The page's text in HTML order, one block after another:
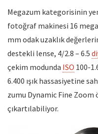
Megazum kategorisinin
fotoğraf makinesi 16
mm odak uzaklık
destekli lense, 4/2.8 – 6.5
çekim modunda ISO 100-
6.400 ışık hassasiyetine
zumu Dynamic Fine Zoom
çıkartılabiliyor.